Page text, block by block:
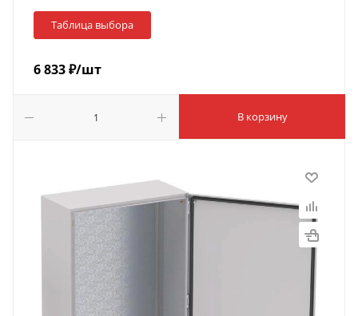
Таблица выбора
6 833₽/шт
В корзину